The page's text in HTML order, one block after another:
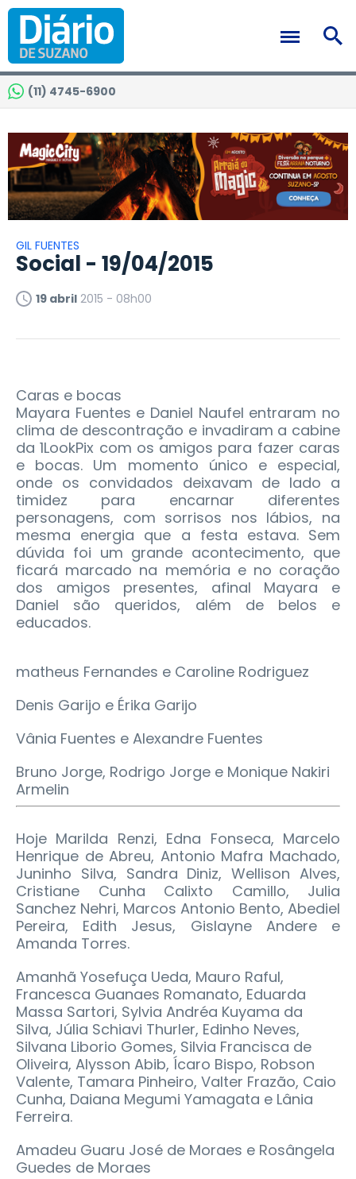
(11) 4745-6900
GIL FUENTES
Social - 19/04/2015
19 abril 2015 - 08h00
Caras e bocas
Mayara Fuentes e Daniel Naufel entraram no
clima de descontração e invadiram a cabine
da 1LookPix com os amigos para fazer caras
e bocas. Um momento único e especial,
onde os convidados deixavam de lado a
timidez para encarnar diferentes
personagens, com sorrisos nos lábios, na
mesma energia que a festa estava. Sem
dúvida foi um grande acontecimento, que
ficará marcado na memória e no coração
dos amigos presentes, afinal Mayara e
Daniel são queridos, além de belos e
educados.
matheus Fernandes e Caroline Rodriguez
Denis Garijo e Érika Garijo
Vânia Fuentes e Alexandre Fuentes
Bruno Jorge, Rodrigo Jorge e Monique Nakiri
Armelin
Hoje Marilda Renzi, Edna Fonseca, Marcelo
Henrique de Abreu, Antonio Mafra Machado,
Juninho Silva, Sandra Diniz, Wellison Alves,
Cristiane Cunha Calixto Camillo, Julia
Sanchez Nehri, Marcos Antonio Bento, Abediel
Pereira, Edith Jesus, Gislayne Andere e
Amanda Torres.
Amanhã Yosefuça Ueda, Mauro Raful,
Francesca Guanaes Romanato, Eduarda
Massa Sartori, Sylvia Andréa Kuyama da
Silva, Júlia Schiavi Thurler, Edinho Neves,
Silvana Liborio Gomes, Silvia Francisca de
Oliveira, Alysson Abib, Ícaro Bispo, Robson
Valente, Tamara Pinheiro, Valter Frazão, Caio
Cunha, Daiana Megumi Yamagata e Lânia
Ferreira.
Amadeu Guaru José de Moraes e Rosângela
Guedes de Moraes